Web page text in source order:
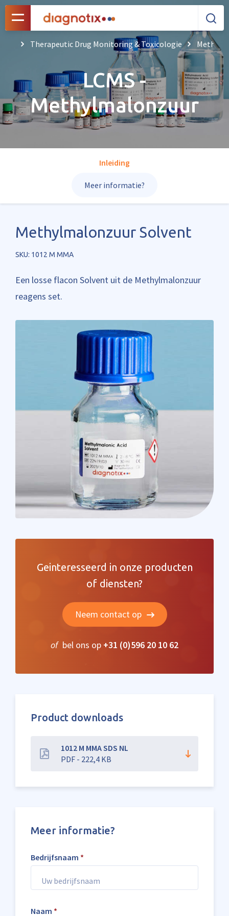
Therapeutic Drug Monitoring & Toxicologie
LCMS -
Methylmalonzuur
Inleiding
Meer informatie?
Methylmalonzuur Solvent
SKU: 1012 M MMA
Een losse flacon Solvent uit de Methylmalonzuur
reagens set.
Geinteresseerd in onze producten
of diensten?
Neem contact op
of bel ons op +31 (0)596 20 10 62
Product downloads
1012 M MMA SDS NL
PDF - 222,4 KB
Meer informatie?
Bedrijfsnaam *
Naam *